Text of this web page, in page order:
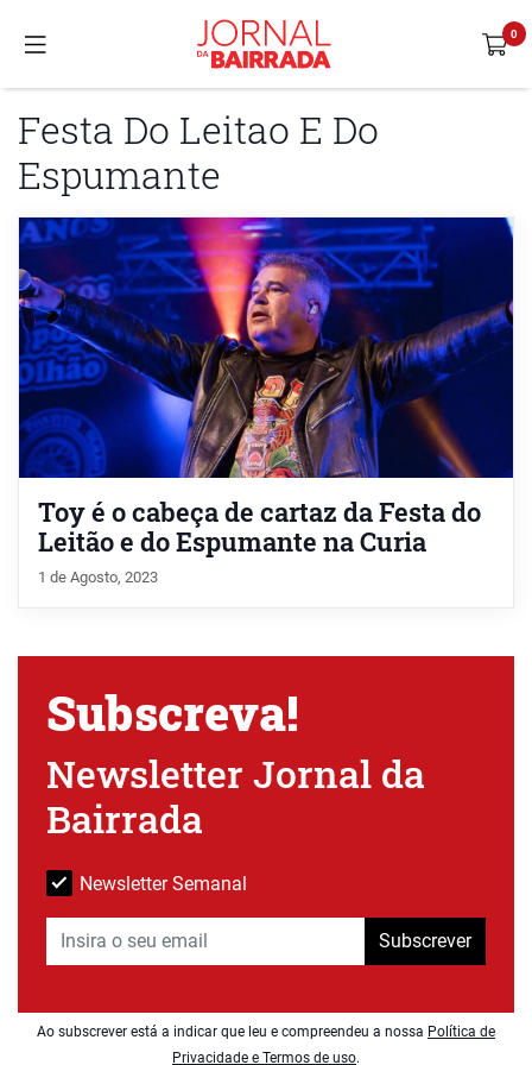
Festa Do Leitao E Do
Espumante
Toy é o cabeça de cartaz da Festa do
Leitão e do Espumante na Curia
1 de Agosto, 2023
Subscreva!
Newsletter Jornal da
Bairrada
Newsletter Semanal
Subscrever
Ao subscrever está a indicar que leu e compreendeu a nossa Política de
Privacidade e Termos de uso.